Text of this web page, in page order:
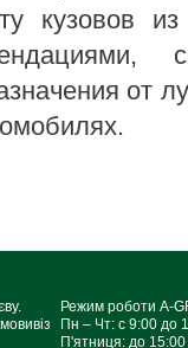
кузовов
от
Режим роботи A-
Пн – Чт: с 9:00 до
П'ятниця: до 15:00